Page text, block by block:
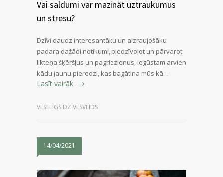
Vai saldumi var mazināt uztraukumus
un stresu?
Dzīvi daudz interesantāku un aizraujošāku
padara dažādi notikumi, piedzīvojot un pārvarot
likteņa šķēršļus un pagriezienus, iegūstam arvien
kādu jaunu pieredzi, kas bagātina mūs kā…
Lasīt vairāk
VESELĪGS DZĪVESVEIDS
14/04/2021